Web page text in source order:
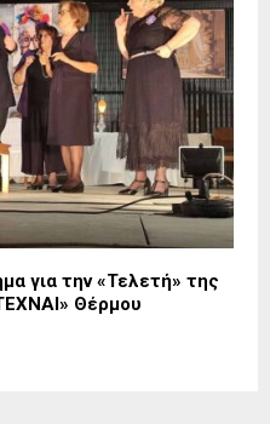
για την «Τελετή» της
Θέρμου